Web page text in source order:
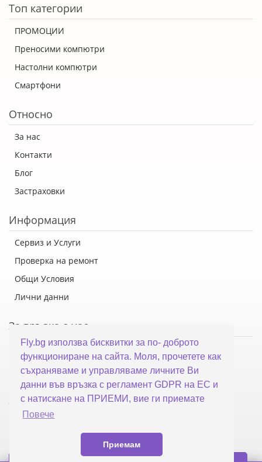
Fly.bg използва бисквитки за по- доброто
функциониране на сайта. Моля, прочетете как
съхраняваме и управляваме личните Ви
данни във връзка с регламент GDPR на ЕС и
с натискане на ПРИЕМИ, вие ги приемате
Повече
Приемам
Топ категории
ПРОМОЦИИ
Преносими компютри
Настолни компютри
Смартфони
Относно
За нас
Контакти
Блог
Застраховки
Информация
Сервиз и Услуги
Проверка на ремонт
Общи Условия
Лични данни
За връзка с нас
Флай Систем ООД
гр. Варна, ул. Каймакчалан 10А
тел: 052 321 321
office@fly.bg